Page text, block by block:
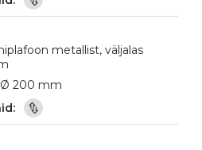
metallist, väljalas
Ø 200 mm